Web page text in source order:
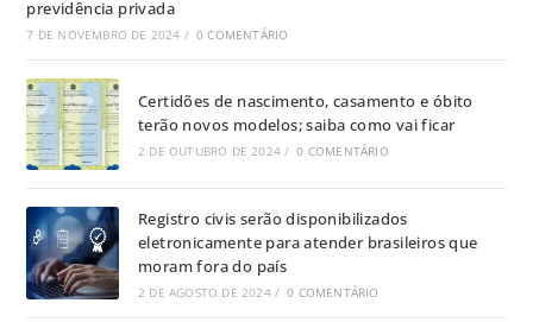
previdência privada
7 DE NOVEMBRO DE 2024 / 0 COMENTÁRIO
Certidões de nascimento, casamento e óbito
terão novos modelos; saiba como vai ficar
2 DE OUTUBRO DE 2024 / 0 COMENTÁRIO
Registro civis serão disponibilizados
eletronicamente para atender brasileiros que
moram fora do país
2 DE AGOSTO DE 2024 / 0 COMENTÁRIO